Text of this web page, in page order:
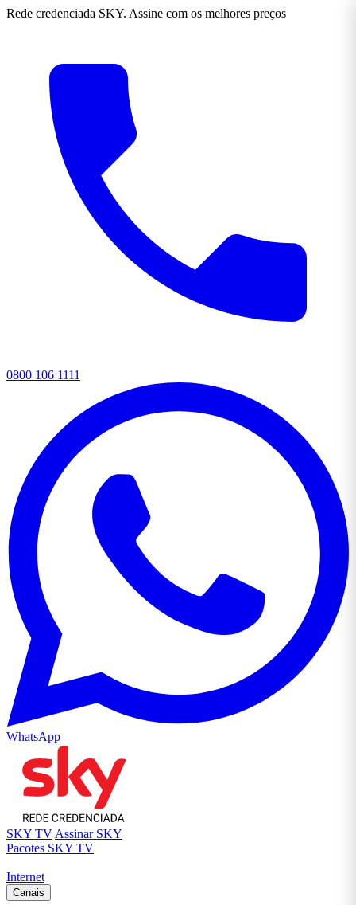
Rede credenciada SKY. Assine com os melhores preços
0800 106 1111
WhatsApp
SKY TV Assinar SKY
Pacotes SKY TV
Internet
Canais